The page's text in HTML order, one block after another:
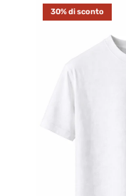
30% di sconto